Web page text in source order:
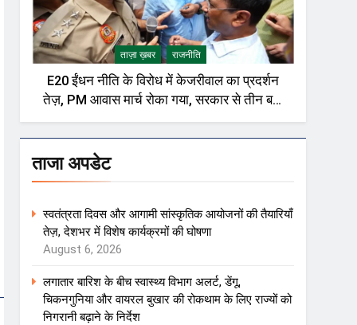
ताज़ा ख़बर राजनीति
E20 ईंधन नीति के विरोध में केजरीवाल का प्रदर्शन
तेज़, PM आवास मार्च रोका गया, सरकार से तीन बड़ी
मांगें
ताजा अपडेट
स्वतंत्रता दिवस और आगामी सांस्कृतिक आयोजनों की तैयारियाँ
तेज़, देशभर में विशेष कार्यक्रमों की घोषणा
August 6, 2026
लगातार बारिश के बीच स्वास्थ्य विभाग अलर्ट, डेंगू,
चिकनगुनिया और वायरल बुखार की रोकथाम के लिए राज्यों को
निगरानी बढ़ाने के निर्देश